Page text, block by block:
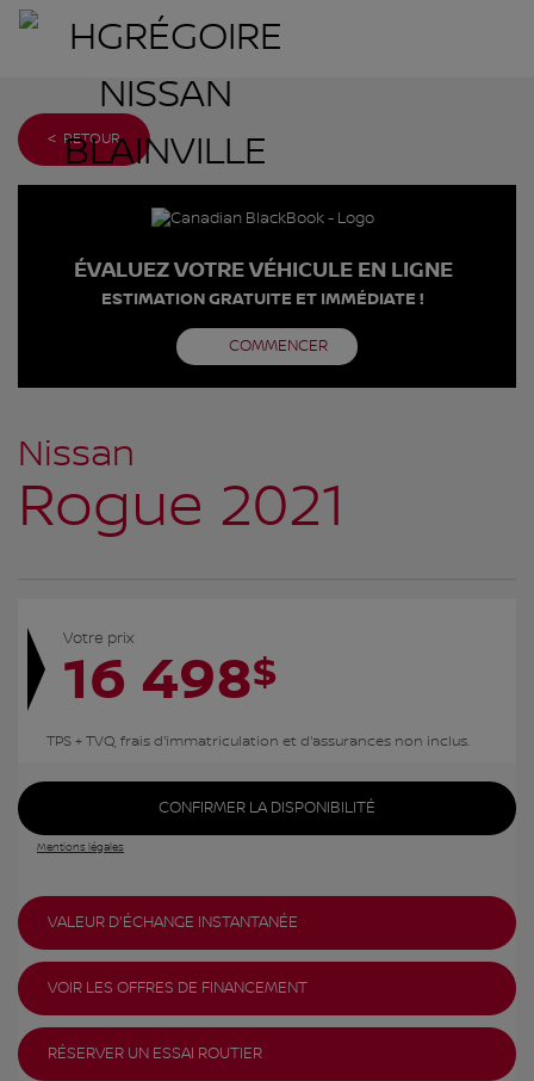
< RETOUR
ÉVALUEZ VOTRE VÉHICULE EN LIGNE
ESTIMATION GRATUITE ET IMMÉDIATE !
COMMENCER
Nissan
Rogue 2021
Votre prix
16 498$
TPS + TVQ, frais d'immatriculation et d'assurances non inclus.
CONFIRMER LA DISPONIBILITÉ
Mentions légales
VALEUR D'ÉCHANGE INSTANTANÉE
VOIR LES OFFRES DE FINANCEMENT
RÉSERVER UN ESSAI ROUTIER